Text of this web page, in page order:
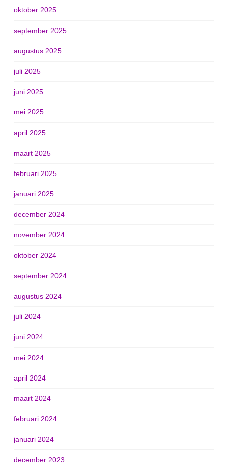
oktober 2025
september 2025
augustus 2025
juli 2025
juni 2025
mei 2025
april 2025
maart 2025
februari 2025
januari 2025
december 2024
november 2024
oktober 2024
september 2024
augustus 2024
juli 2024
juni 2024
mei 2024
april 2024
maart 2024
februari 2024
januari 2024
december 2023